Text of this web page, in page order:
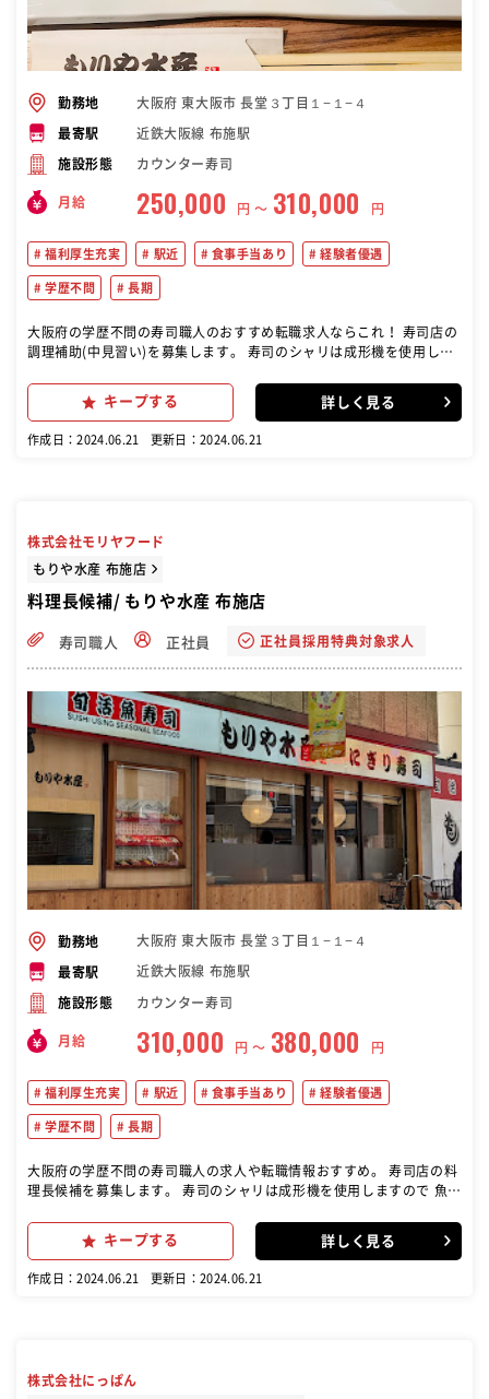
勤務地 大阪府 東大阪市 長堂３丁目１−１−４
最寄駅 近鉄大阪線 布施駅
施設形態 カウンター寿司
月給 250,000 円 〜 310,000 円
福利厚生充実 駅近 食事手当あり 経験者優遇
学歴不問 長期
大阪府の学歴不問の寿司職人のおすすめ転職求人ならこれ！ 寿司店の
調理補助(中見習い)を募集します。 寿司のシャリは成形機を使用しま
調理全般 ◇仕込み ◇食材の在庫チェック ◇盛り付け ◇調理場の片付
キープする 詳しく見る
作成日：2024.06.21 更新日：2024.06.21
株式会社モリヤフード
もりや水産 布施店
料理長候補/ もりや水産 布施店
寿司職人 正社員 正社員採用特典対象求人
勤務地 大阪府 東大阪市 長堂３丁目１−１−４
最寄駅 近鉄大阪線 布施駅
施設形態 カウンター寿司
月給 310,000 円 〜 380,000 円
福利厚生充実 駅近 食事手当あり 経験者優遇
学歴不問 長期
大阪府の学歴不問の寿司職人の求人や転職情報おすすめ。 寿司店の料
理長候補を募集します。 寿司のシャリは成形機を使用しますので 魚の
仕込み ◇食材の在庫チェック ◇盛り付け ◇調理場の片付け等 当店で
の業務・作業についてはしっかりお伝えいたします。
キープする 詳しく見る
作成日：2024.06.21 更新日：2024.06.21
株式会社にっぱん